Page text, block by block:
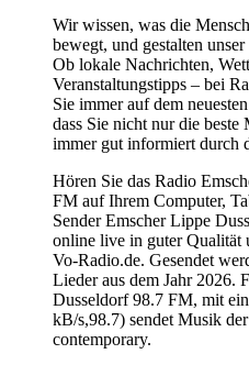
Wir wissen, was die
bewegt, und gestalten
Ob lokale Nachrichten,
Veranstaltungstipps – bei
Sie immer auf dem
dass Sie nicht nur die beste
immer gut informiert durch
Hören Sie das Radio
FM auf Ihrem Computer,
Sender Emscher Lippe
online live in guter Qualität
Vo-Radio.de. Gesendet
Lieder aus dem Jahr 2026.
Dusseldorf 98.7 FM, mit
kB/s,98.7) sendet Musik
contemporary.